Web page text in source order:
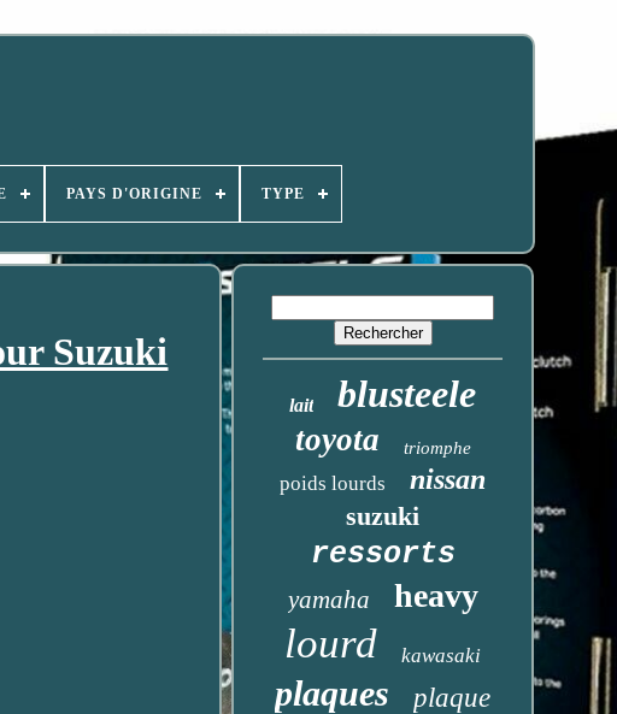
PAYS D'ORIGINE TYPE
Suzuki
lait blusteele
toyota triomphe
poids lourds nissan
suzuki
ressorts
yamaha heavy
lourd kawasaki
plaques plaque